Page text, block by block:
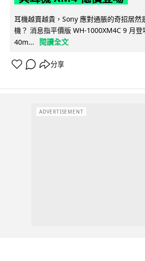
耳機越賣越貴，Sony 應對通脹的奇招居然
機？ 消息指平價版 WH-1000XM4C 9 月
40m...
閱讀全文
分享
ADVERTISEMENT